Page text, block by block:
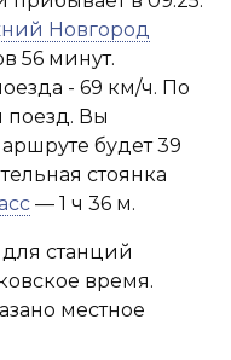
Новгород
56 минут.
- 69 км/ч. По
поезд. Вы
будет 39
стоянка
— 1 ч 36 м.
станций
время.
местное